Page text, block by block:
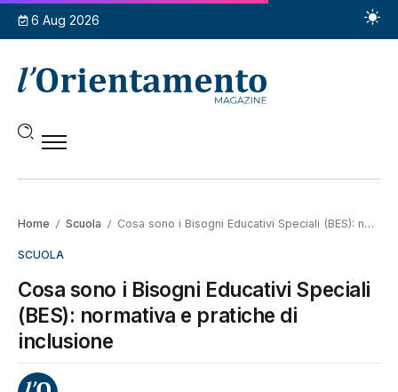
6 Aug 2026
Home / Scuola / Cosa sono i Bisogni Educativi Speciali (BES): normativa e pratiche di inclusione
SCUOLA
Cosa sono i Bisogni Educativi Speciali
(BES): normativa e pratiche di
inclusione